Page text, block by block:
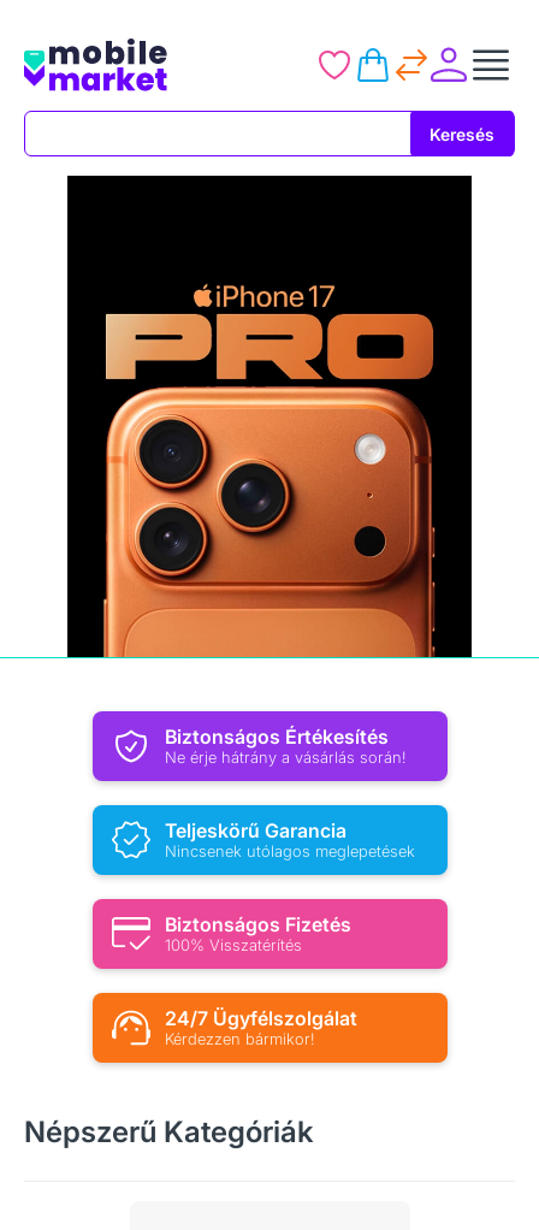
Keresés
Biztonságos Értékesítés
Ne érje hátrány a vásárlás során!
Teljeskörű Garancia
Nincsenek utólagos meglepetések
Biztonságos Fizetés
100% Visszatérítés
24/7 Ügyfélszolgálat
Kérdezzen bármikor!
Népszerű Kategóriák